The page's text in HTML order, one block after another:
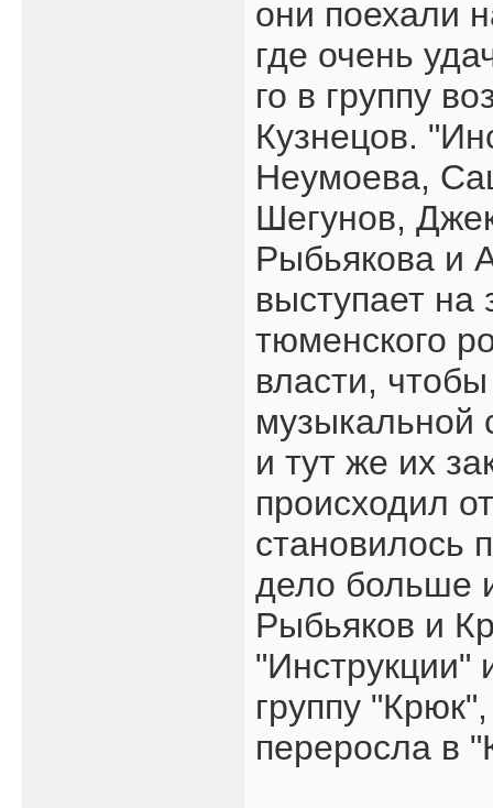
они поехали
где очень
го в группу
Кузнецов.
Неумоева,
Шегунов,
Рыбьякова и
выступает на
тюменского
власти,
музыкальной
и тут же их
происходил
становилось
дело больше
Рыбьяков и
"Инструкции"
группу
переросла в